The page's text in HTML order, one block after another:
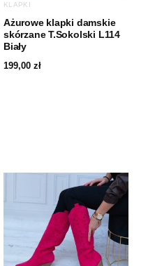
KLAPKI
Ażurowe klapki damskie
skórzane T.Sokolski L114
Biały
199,00 zł